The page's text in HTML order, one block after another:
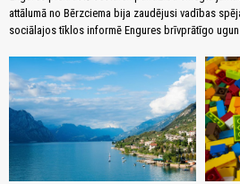
attālumā no Bērzciema bija zaudējusi vadības
sociālajos tīklos informē Engures brīvprātīgo